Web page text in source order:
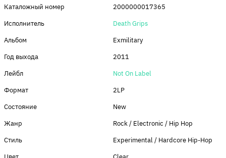
Каталожный номер
2000000017365
Исполнитель
Death Grips
Альбом
Exmilitary
Год выхода
2011
Лейбл
Not On Label
Формат
2LP
Состояние
New
Жанр
Rock / Electronic / Hip Hop
Стиль
Experimental / Hardcore Hip-Hop